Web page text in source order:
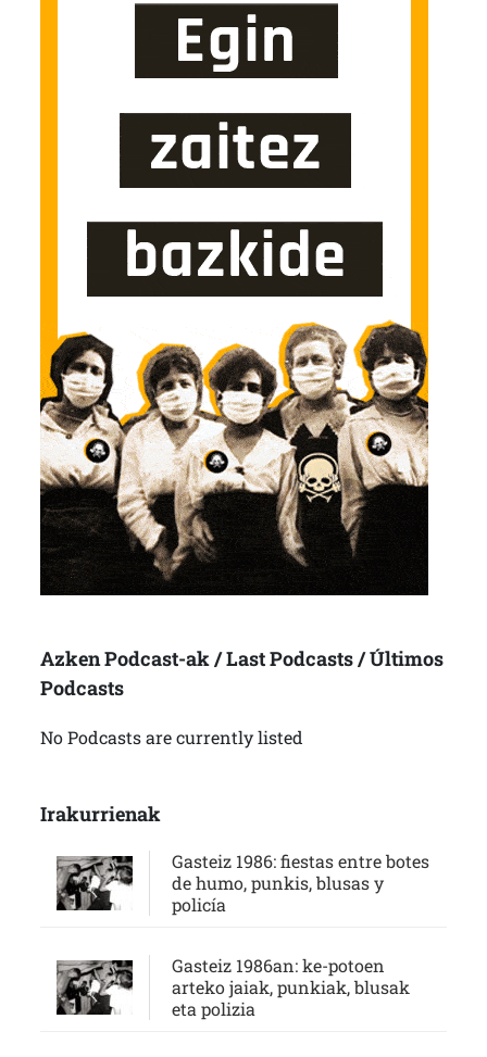
Azken Podcast-ak / Last Podcasts / Últimos
Podcasts
No Podcasts are currently listed
Irakurrienak
Gasteiz 1986: fiestas entre botes
de humo, punkis, blusas y
policía
Gasteiz 1986an: ke-potoen
arteko jaiak, punkiak, blusak
eta polizia